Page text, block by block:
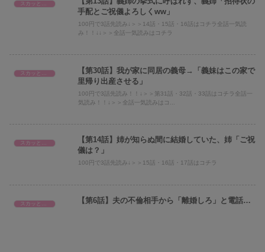
手配とご祝儀よろしくww」
100円で3話先読み↓＞＞14話・15話・16話はコチラ全話一気読
み！！↓↓＞＞全話一気読みはコチラ
【第30話】我が家に同居の義母→「義妹はこの家で
里帰り出産させる」
100円で3話先読み！！↓＞＞第31話・32話・33話はコチラ全話一
気読み！！↓＞＞全話一気読みはコ...
【第14話】姉が知らぬ間に結婚していた、姉「ご祝
儀は？」
100円で3話先読み↓＞＞15話・16話・17話はコチラ
【第6話】夫の不倫相手から「離婚しろ」と電話…